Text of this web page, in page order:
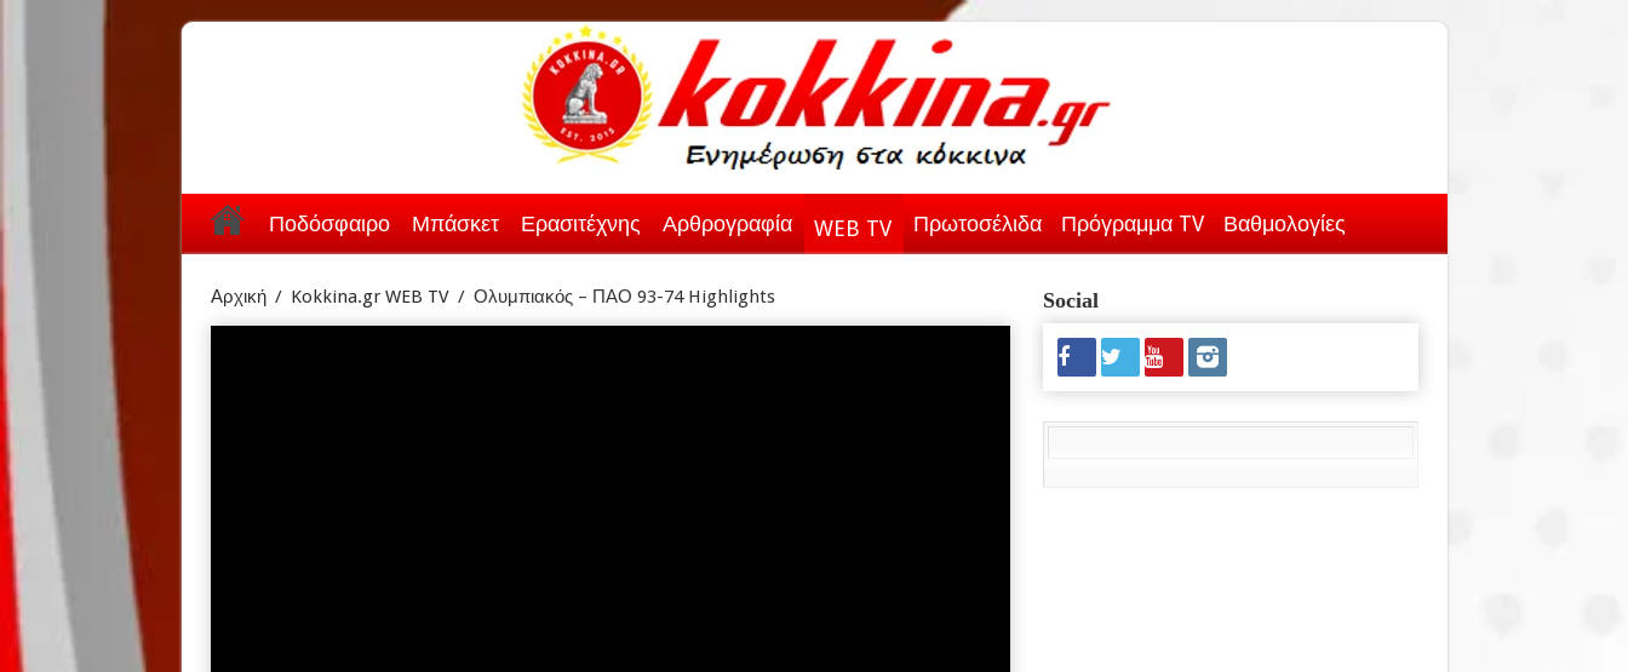
Ποδόσφαιρο Μπάσκετ Ερασιτέχνης Αρθρογραφία WEB TV Πρωτοσέλιδα Πρόγραμμα TV Βαθμολογίες
Αρχική / Kokkina.gr WEB TV / Ολυμπιακός – ΠΑΟ 93-74 Highlights Social